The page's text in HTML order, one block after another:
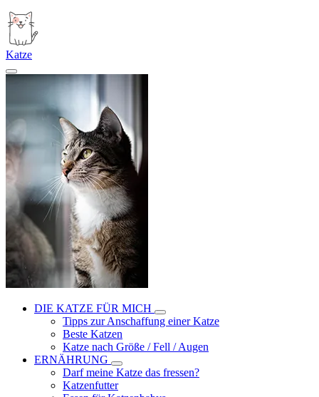
Katze
DIE KATZE FÜR MICH
Tipps zur Anschaffung einer Katze
Beste Katzen
Katze nach Größe / Fell / Augen
ERNÄHRUNG
Darf meine Katze das fressen?
Katzenfutter